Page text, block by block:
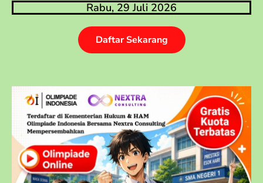
Rabu, 29 Juli 2026
Daftar Sekarang